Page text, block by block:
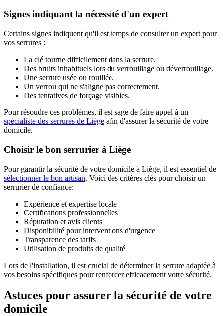
Signes indiquant la nécessité d'un expert
Certains signes indiquent qu'il est temps de consulter un expert pour
vos serrures :
La clé tourne difficilement dans la serrure.
Des bruits inhabituels lors du verrouillage ou déverrouillage.
Une serrure usée ou rouillée.
Un verrou qui ne s'aligne pas correctement.
Des tentatives de forçage visibles.
Pour résoudre ces problèmes, il est sage de faire appel à un
spécialiste des serrures de Liège afin d'assurer la sécurité de votre
domicile.
Choisir le bon serrurier à Liège
Pour garantir la sécurité de votre domicile à Liège, il est essentiel de
sélectionner le bon artisan. Voici des critères clés pour choisir un
serrurier de confiance:
Expérience et expertise locale
Certifications professionnelles
Réputation et avis clients
Disponibilité pour interventions d'urgence
Transparence des tarifs
Utilisation de produits de qualité
Lors de l'installation, il est crucial de déterminer la serrure adaptée à
vos besoins spécifiques pour renforcer efficacement votre sécurité.
Astuces pour assurer la sécurité de votre
domicile